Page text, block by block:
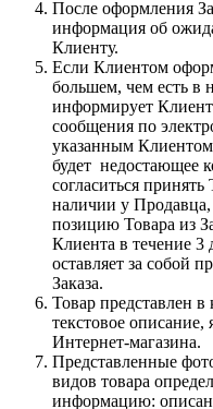
После оформления
информация об
Клиенту.
Если Клиентом
большем, чем есть в
информирует
сообщения по
указанным Клиентом
будет недостающее
согласиться
наличии у
позицию Товара из
Клиента в течение 3
оставляет за собой
Заказа.
Товар представлен в
текстовое
Интернет-магазина.
Представленные
видов товара
информацию: